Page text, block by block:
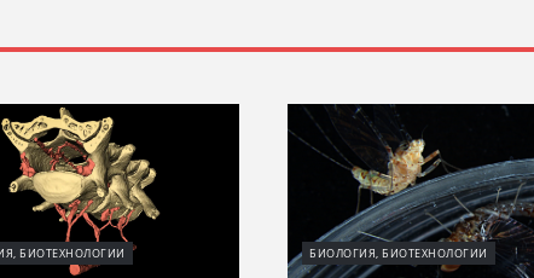
БИОТЕХНОЛОГИИ БИОЛОГИЯ, БИОТЕХНОЛОГИИ